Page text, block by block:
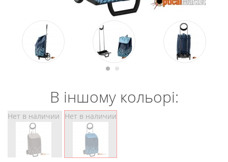
В іншому кольорі:
Нет в наличии Нет в наличии